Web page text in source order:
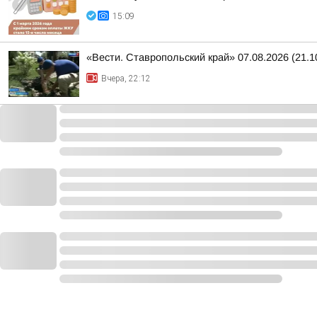
15:09
«Вести. Ставропольский край» 07.08.2026
Вчера, 22:12